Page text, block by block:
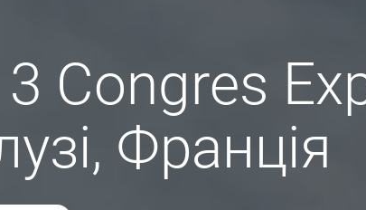
Congres
Франція